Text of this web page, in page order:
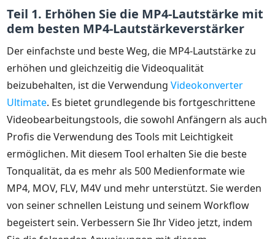
Teil 1. Erhöhen Sie die MP4-Lautstärke mit
dem besten MP4-Lautstärkeverstärker
Der einfachste und beste Weg, die MP4-Lautstärke zu
erhöhen und gleichzeitig die Videoqualität
beizubehalten, ist die VerwendungVideokonverter
Ultimate. Es bietet grundlegende bis fortgeschrittene
Videobearbeitungstools, die sowohl Anfängern als auch
Profis die Verwendung des Tools mit Leichtigkeit
ermöglichen. Mit diesem Tool erhalten Sie die beste
Tonqualität, da es mehr als 500 Medienformate wie
MP4, MOV, FLV, M4V und mehr unterstützt. Sie werden
von seiner schnellen Leistung und seinem Workflow
begeistert sein. Verbessern Sie Ihr Video jetzt, indem